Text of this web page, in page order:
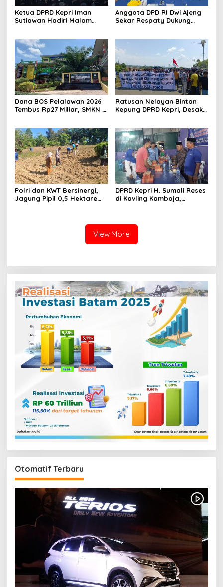
Ketua DPRD Kepri Iman
Sutiawan Hadiri Malam
Semangat Persatuan
Anggota DPD RI Dwi Ajeng
Sekar Respaty Dukung
Peringatan HUT RI 2026
Dana BOS Pelalawan 2026
Tembus Rp27 Miliar, SMKN 1
Ratusan Nelayan Bintan
Kepung DPRD Kepri, Desak
Polri dan KWT Bersinergi,
Jagung Pipil 0,5 Hektare
DPRD Kepri H. Sumali Reses
di Kavling Kamboja,
View More
Otomatif Terbaru